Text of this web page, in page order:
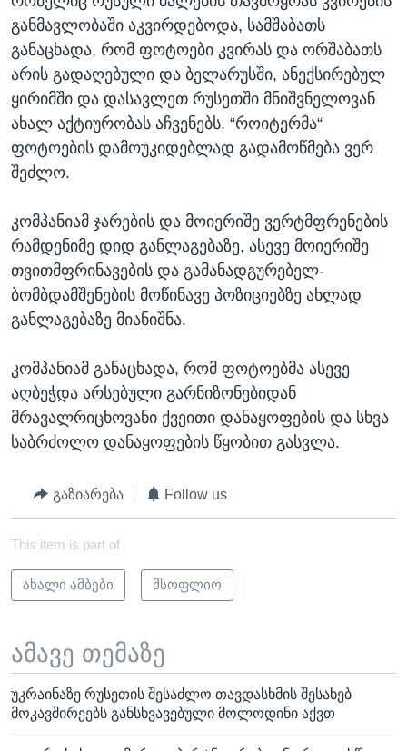
განმავლობაში აკვირდებოდა, სამშაბათს
განაცხადა, რომ ფოტოები კვირას და ორშაბათს
არის გადაღებული და ბელარუსში, ანექსირებულ
ყირიმში და დასავლეთ რუსეთში მნიშვნელოვან
ახალ აქტიურობას აჩვენებს. “როიტერმა“
ფოტოების დამოუკიდებლად გადამოწმება ვერ
შეძლო.
კომპანიამ ჯარების და მოიერიშე ვერტმფრენების
რამდენიმე დიდ განლაგებაზე, ასევე მოიერიშე
თვითმფრინავების და გამანადგურებელ-
ბომბდამშენების მოწინავე პოზიციებზე ახლად
განლაგებაზე მიანიშნა.
კომპანიამ განაცხადა, რომ ფოტოებმა ასევე
აღბეჭდა არსებული გარნიზონებიდან
მრავალრიცხოვანი ქვეითი დანაყოფების და სხვა
საბრძოლო დანაყოფების წყობით გასვლა.
გაზიარება Follow us
This item is part of
ახალი ამბები მსოფლიო
ამავე თემაზე
უკრაინაზე რუსეთის შესაძლო თავდასხმის შესახებ
მოკავშირეებს განსხვავებული მოლოდინი აქვთ